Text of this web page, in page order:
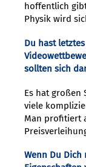
hoffentlich
Physik wird
Du hast
sollten sich
Es hat großen
viele
Man profitiert
Wenn Du